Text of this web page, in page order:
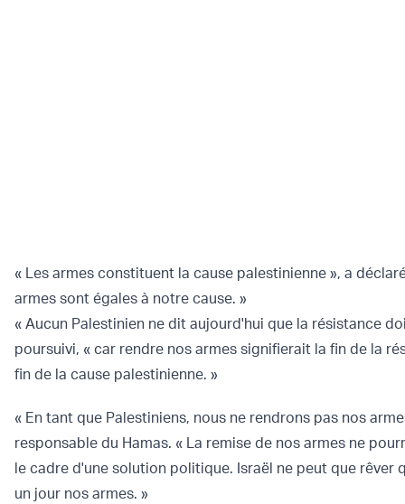
« Les armes constituent la cause palestinienne », a
armes sont égales à notre cause. »
« Aucun Palestinien ne dit aujourd'hui que la résistance
poursuivi, « car rendre nos armes signifierait la fin de la
fin de la cause palestinienne. »
« En tant que Palestiniens, nous ne rendrons pas nos
responsable du Hamas. « La remise de nos armes ne
le cadre d'une solution politique. Israël ne peut que rêver
un jour nos armes. »